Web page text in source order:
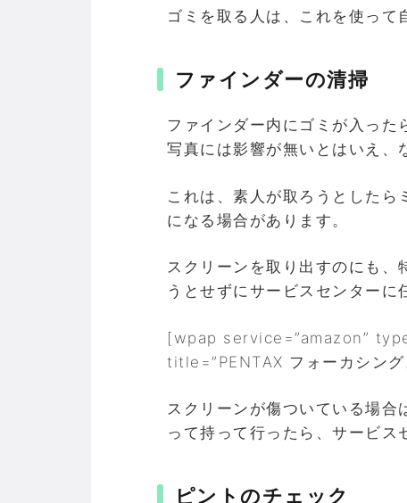
ゴミを取る人は、これを使って
ファインダーの清掃
ファインダー内にゴミが入った
写真には影響が無いとはいえ、
これは、素人が取ろうとした
になる場合があります。
スクリーンを取り出すのにも、
うとせずにサービスセンターに
[wpap service=”amazon”
title=”PENTAX フォーカシン
スクリーンが傷ついている場合
って持って行ったら、サービス
ピントのチェック